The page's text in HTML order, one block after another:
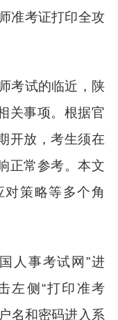
准考证打印全攻
考试的临近，陕
关事项。根据官
开放，考生须在
正常参考。本文
策略等多个角
人事考试网”进
左侧“打印准考
名和密码进入系